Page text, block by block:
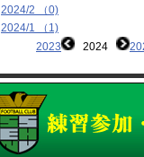
2024/2 （0)
2024/1 （1)
2023
2024